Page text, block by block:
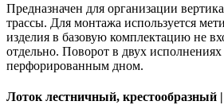
Предназначен для организации
трассы. Для монтажа используется
изделия в базовую комплектацию не
отдельно. Поворот в двух исполнениях
перфорированным дном.
Лоток лестничный, крестообразный